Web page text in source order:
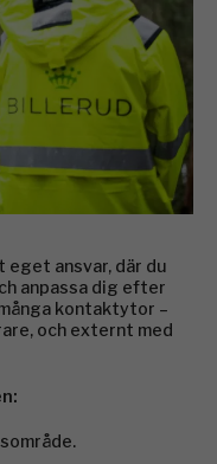
ansvar, där du
anpassa dig efter
kontaktytor –
och externt med